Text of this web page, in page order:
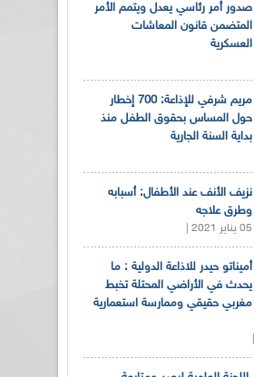
صدور أمر رئاسي يعدل ويتمم الأمر
المتضمن قانون المعاشات
العسكرية
مريم شرفي للإذاعة: 700 إخطار
حول المساس بحقوق الطفل منذ
بداية السنة الجارية
نزيف الأنف عند الأطفال: أسبابه
وطرق علاجه
05 يناير 2021 |
أميناتو حيدر للاذاعة الدولية : ما
يحدث في الأراضي المحتلة تخبط
مغربي حقيقي وممارسة استعمارية